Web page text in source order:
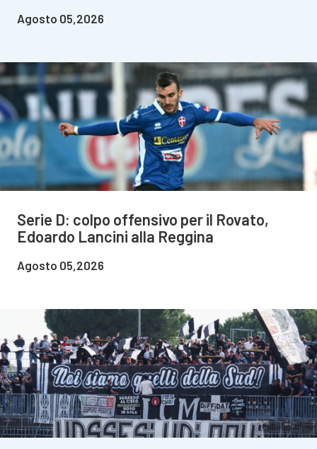
Agosto 05,2026
Serie D: colpo offensivo per il Rovato,
Edoardo Lancini alla Reggina
Agosto 05,2026